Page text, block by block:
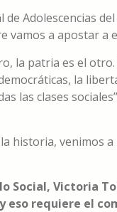
Adolescencias
vamos a apostar a
la patria es el
la
las clases
historia, venimos
Social, Victoria
eso requiere el